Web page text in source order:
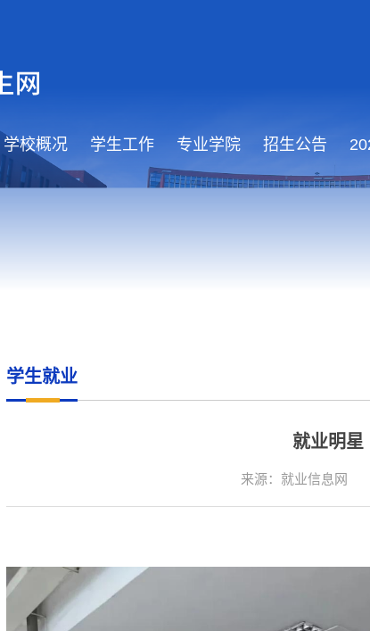
学校概况 学生工作 专业学院 招生公告
学生就业
就业明星
来源：就业信息网